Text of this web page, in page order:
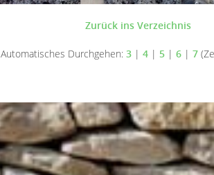
Zurück ins Verzeichnis
Automatisches Durchgehen: 3| 4| 5| 6| 7